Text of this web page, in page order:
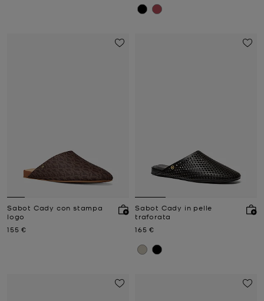
Sabot Cady con stampa
logo
Prezzo attuale
155 €
Sabot Cady in pelle
traforata
Prezzo attuale
165 €